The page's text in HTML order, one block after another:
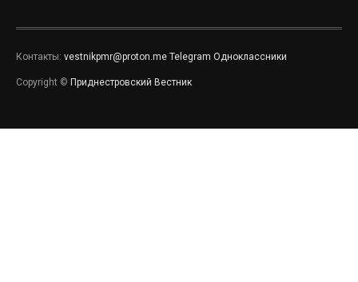
Контакты: vestnikpmr@proton.me Telegram Одноклассники
Copyright © Приднестровский Вестник